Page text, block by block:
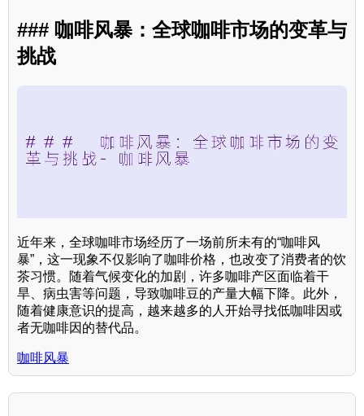
### 咖啡风暴：全球咖啡市场的变革与
挑战
近年来，全球咖啡市场经历了一场前所未有的“咖啡风
暴”，这一现象不仅影响了咖啡价格，也改变了消费者的饮
茶习惯。随着气候变化的加剧，许多咖啡产区面临着干
旱、病虫害等问题，导致咖啡豆的产量大幅下降。此外，
随着健康意识的提高，越来越多的人开始寻找低咖啡因或
者无咖啡因的替代品。
咖啡风暴